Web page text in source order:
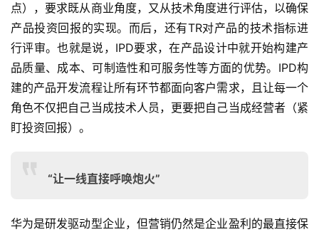
点），要求既从商业角度，又从技术角度进行评估，以确保
产品投资回报的实现。而后，还有TR对产品的技术指标进
行评审。也就是说，IPD要求，在产品设计中就开始构建产
品质量、成本、可制造性和可服务性等方面的优势。IPD构
建的产品开发流程让所有环节都面向客户需求，且让每一个
角色不仅把自己当成技术人员，更要把自己当成经营者（紧
盯投资回报）。
“让一线直接呼唤炮火”
华为是研发驱动型企业，但营销仍然是企业盈利的最直接保